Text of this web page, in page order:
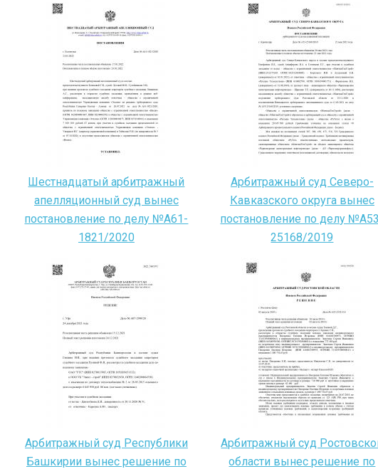
Шестнадцатый арбитражный
апелляционный суд вынес
постановление по делу №А61-
1821/2020
Арбитражный суд Северо-
Кавказского округа вынес
постановление по делу
25168/2019
Арбитражный суд Республики
Башкирии вынес решение по
Арбитражный суд
области вынес решение по